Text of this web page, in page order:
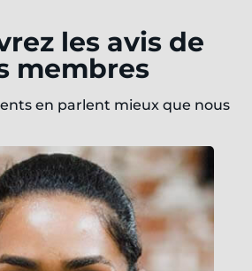
les avis de
membres
en parlent mieux que nous